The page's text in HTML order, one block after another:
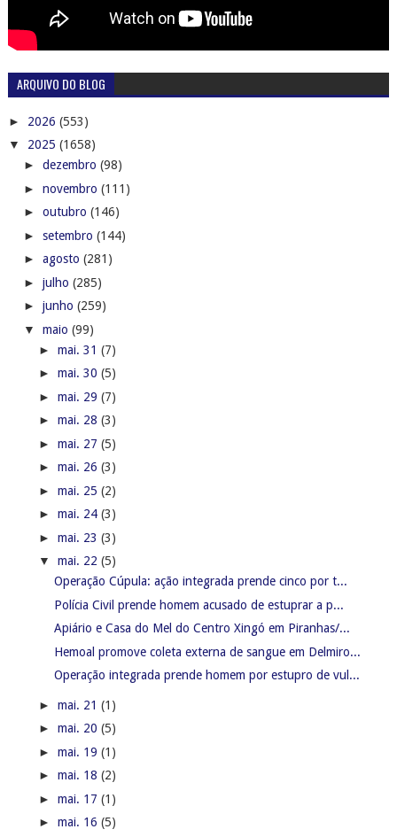
ARQUIVO DO BLOG
► 2026 (553)
▼ 2025 (1658)
► dezembro (98)
► novembro (111)
► outubro (146)
► setembro (144)
► agosto (281)
► julho (285)
► junho (259)
▼ maio (99)
► mai. 31 (7)
► mai. 30 (5)
► mai. 29 (7)
► mai. 28 (3)
► mai. 27 (5)
► mai. 26 (3)
► mai. 25 (2)
► mai. 24 (3)
► mai. 23 (3)
▼ mai. 22 (5)
Operação Cúpula: ação integrada prende cinco por t...
Polícia Civil prende homem acusado de estuprar a p...
Apiário e Casa do Mel do Centro Xingó em Piranhas/...
Hemoal promove coleta externa de sangue em Delmiro...
Operação integrada prende homem por estupro de vul...
► mai. 21 (1)
► mai. 20 (5)
► mai. 19 (1)
► mai. 18 (2)
► mai. 17 (1)
► mai. 16 (5)